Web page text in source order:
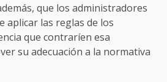
que los administradores
aplicar las reglas de los
que contraríen esa
su adecuación a la normativa